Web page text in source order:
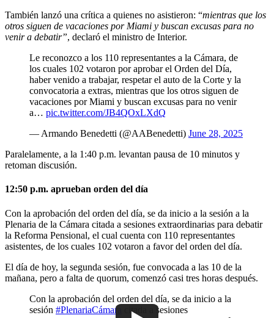
También lanzó una crítica a quienes no asistieron: “mientras que los
otros siguen de vacaciones por Miami y buscan excusas para no
venir a debatir”, declaró el ministro de Interior.
Le reconozco a los 110 representantes a la Cámara, de
los cuales 102 votaron por aprobar el Orden del Día,
haber venido a trabajar, respetar el auto de la Corte y la
convocatoria a extras, mientras que los otros siguen de
vacaciones por Miami y buscan excusas para no venir
a… pic.twitter.com/JB4QOxLXdQ
— Armando Benedetti (@AABenedetti) June 28, 2025
Paralelamente, a la 1:40 p.m. levantan pausa de 10 minutos y
retoman discusión.
12:50 p.m. aprueban orden del día
Con la aprobación del orden del día, se da inicio a la sesión a la
Plenaria de la Cámara citada a sesiones extraordinarias para debatir
la Reforma Pensional, el cual cuenta con 110 representantes
asistentes, de los cuales 102 votaron a favor del orden del día.
El día de hoy, la segunda sesión, fue convocada a las 10 de la
mañana, pero a falta de quorum, comenzó casi tres horas después.
Con la aprobación del orden del día, se da inicio a la
sesión #PlenariaCámara
citada a sesiones